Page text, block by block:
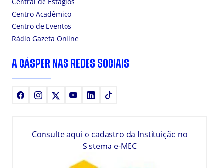
Centro Acadêmico
Centro de Eventos
Rádio Gazeta Online
A CÁSPER NAS REDES SOCIAIS
FacebookInstagram YoutubeLinkedIn
Consulte aqui o cadastro da Instituição no
Sistema e-MEC